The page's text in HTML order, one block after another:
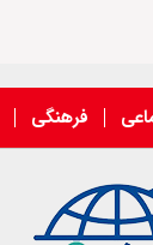
فرهنگی